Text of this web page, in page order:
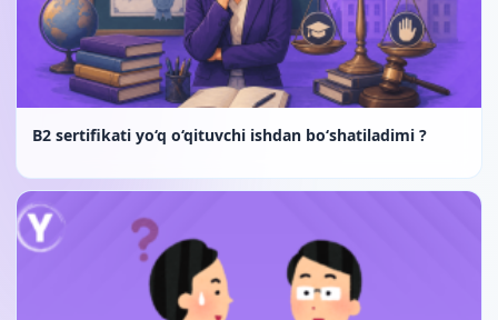
B2 sertifikati yo‘q o‘qituvchi ishdan bo‘shatiladimi ?